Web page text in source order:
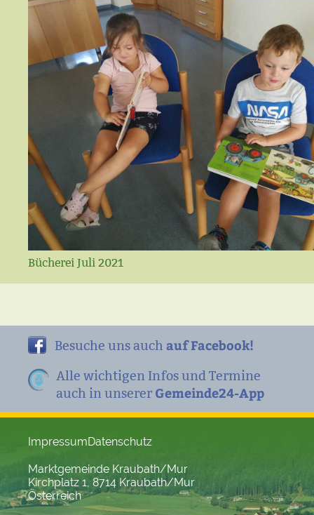
Bücherei Juli 2021
Besuche uns auch auf Facebook!
Alle wichtigen Infos und Termine
auch in unserer Gemeinde24-App
ImpressumDatenschutz
Marktgemeinde Kraubath/Mur
Kirchplatz 1, 8714 Kraubath/Mur
Österreich